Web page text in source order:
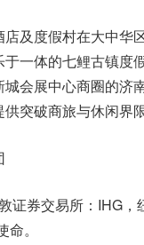
店及度假村在大中华
一体的七鲤古镇度
会展中心商圈的济
突破商旅与休闲界
证券交易所：IHG，
。